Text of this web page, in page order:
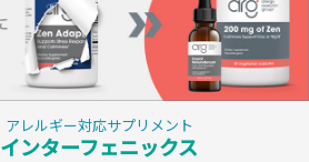
アレルギー対応サプリメント
インターフェニックス